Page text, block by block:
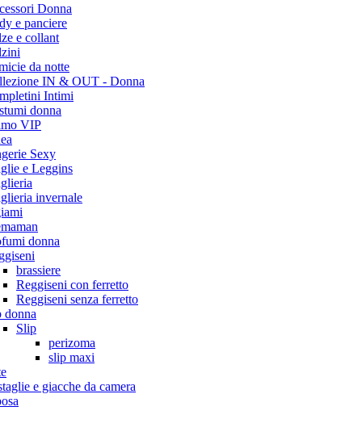
Donna
e panciere
e collant
da notte
IN & OUT - Donna
Intimi
donna
VIP
Sexy
e Leggins
invernale
donna
brassiere
Reggiseni con ferretto
Reggiseni senza ferretto
donna
Slip
perizoma
slip maxi
e giacche da camera